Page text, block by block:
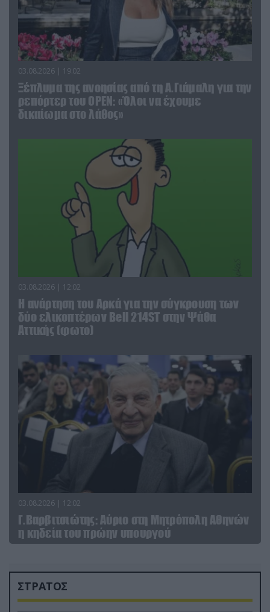
03.08.2026 | 19:02
Ξέπλυμα της ανοησίας από τη Α.Γιάμαλη για την
ρεπόρτερ του ΟΡΕΝ: «Όλοι να έχουμε
δικαίωμα στο λάθος»
03.08.2026 | 12:02
Η ανάρτηση του Αρκά για την σύγκρουση των
δύο ελικοπτέρων Bell 214ST στην Ψάθα
Αττικής (φωτο)
03.08.2026 | 12:02
Γ.Βαρβιτσιώτης: Aύριο στη Μητρόπολη Αθηνών
η κηδεία του πρώην υπουργού
ΣΤΡΑΤΟΣ